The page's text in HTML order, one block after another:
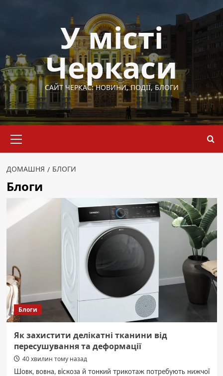
У місті
Черкаси
САЙТ ЧЕРКАС: НОВИНИ, ПОДІЇ, БЛОГИ
меню
ДОМАШНЯ БЛОГИ
Блоги
Блоги
Як захистити делікатні тканини від
пересушування та деформації
40 хвилин тому назад
Шовк, вовна, віскоза й тонкий трикотаж потребують нижчої